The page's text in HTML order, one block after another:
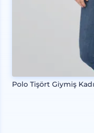
Polo Tişört Giymiş